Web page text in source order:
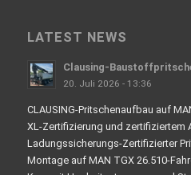
LATEST NEWS
Clausing-
20. Juli 2026 - 13:36
CLAUSING-Pritschenaufbau auf
XL-Zertifizierung und zertifiziertem
Ladungssicherungs-Zertifizierter
Montage auf MAN TGX 26.510-